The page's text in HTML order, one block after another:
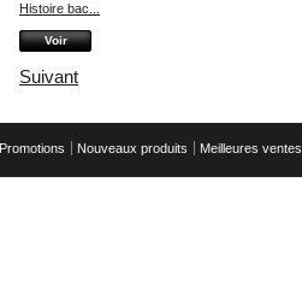
Histoire bac...
Voir
Suivant
Promotions Nouveaux produits Meilleures ventes